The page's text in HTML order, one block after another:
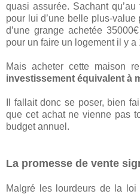
quasi assurée. Sachant
pour lui d’une belle plus-value
d’une grange achetée
pour un faire un logement il y
Mais acheter cette maison
investissement équivalent à
Il fallait donc se poser, bien
que cet achat ne vienne pas
budget annuel.
La promesse de vente
Malgré les lourdeurs de la